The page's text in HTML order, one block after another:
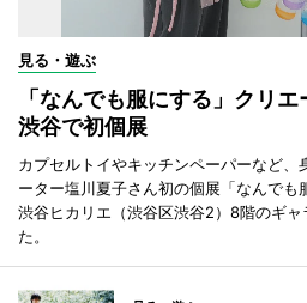
見る・遊ぶ
「なんでも服にする」クリエ
渋谷で初個展
カプセルトイやキッチンペーパーなど、
ーター塩川夏子さん初の個展「なんでも
渋谷ヒカリエ（渋谷区渋谷2）8階のギ
た。